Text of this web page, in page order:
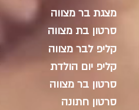
מצגת בר מצווה
סרטון בת מצווה
קליפ לבר מצווה
קליפ יום הולדת
סרטון בר מצווה
סרטון חתונה